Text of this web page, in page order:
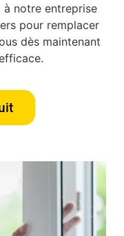
à notre entreprise
pour remplacer
dès maintenant